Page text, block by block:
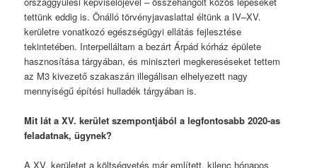
tettünk eddig is. Önálló törvényjavaslattal éltünk a IV–XV.
kerületre vonatkozó egészségügyi ellátás fejlesztése
tekintetében. Interpelláltam a bezárt Árpád kórház épülete
hasznosítása tárgyában, és miniszteri megkereséseket tettem
az M3 kivezető szakaszán illegálisan elhelyezett nagy
mennyiségű építési hulladék tárgyában is.
Mit lát a XV. kerület szempontjából a legfontosabb 2020-as
feladatnak, ügynek?
A XV. kerületet a költségvetés már említett, kilenc hónapos